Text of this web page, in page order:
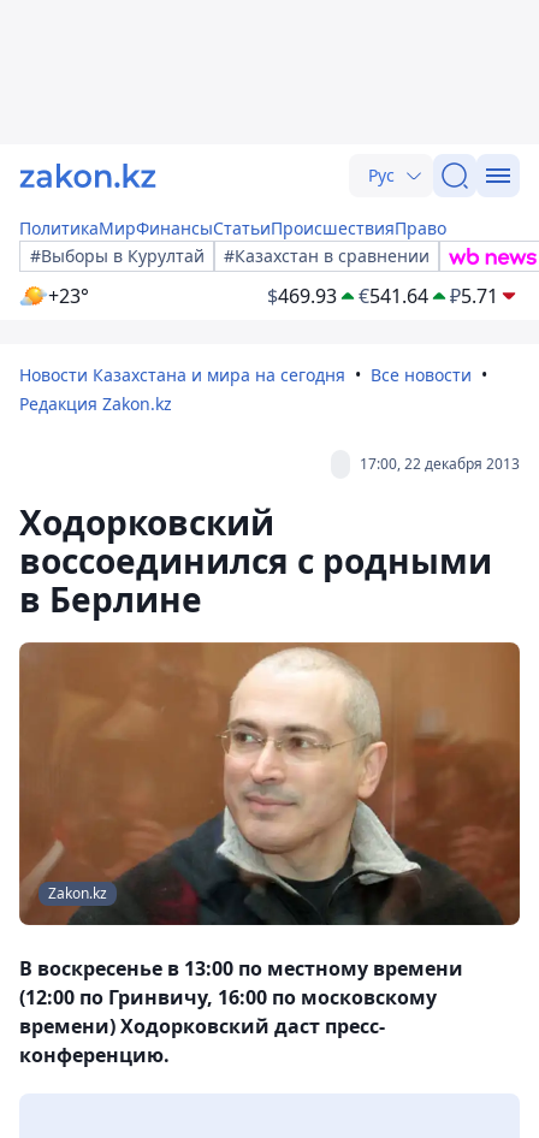
Рус
ПолитикаМирФинансыСтатьиПроисшествияПраво
#Выборы в Курултай
#Казахстан в сравнении
+23° $469.93 €541.64 ₽5.71
Новости Казахстана и мира на сегодня
Все новости
Редакция Zakon.kz
17:00, 22 декабря 2013
Ходорковский
воссоединился с родными
в Берлине
Zakon.kz
В воскресенье в 13:00 по местному времени
(12:00 по Гринвичу, 16:00 по московскому
времени) Ходорковский даст пресс-
конференцию.